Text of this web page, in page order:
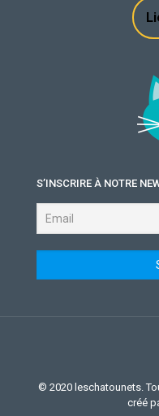
S’INSCRIRE À NOTRE
© 2020 leschatounets.
créé